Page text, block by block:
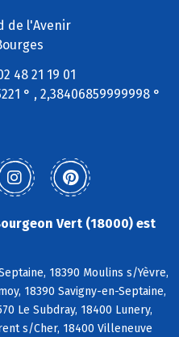
de l'Avenir
48 21 19 01
° , 2,38406859999998 °
Vert (18000) est
18390 Moulins s/Yèvre,
18390 Savigny-en-Septaine,
Le Subdray, 18400 Lunery,
s/Cher, 18400 Villeneuve